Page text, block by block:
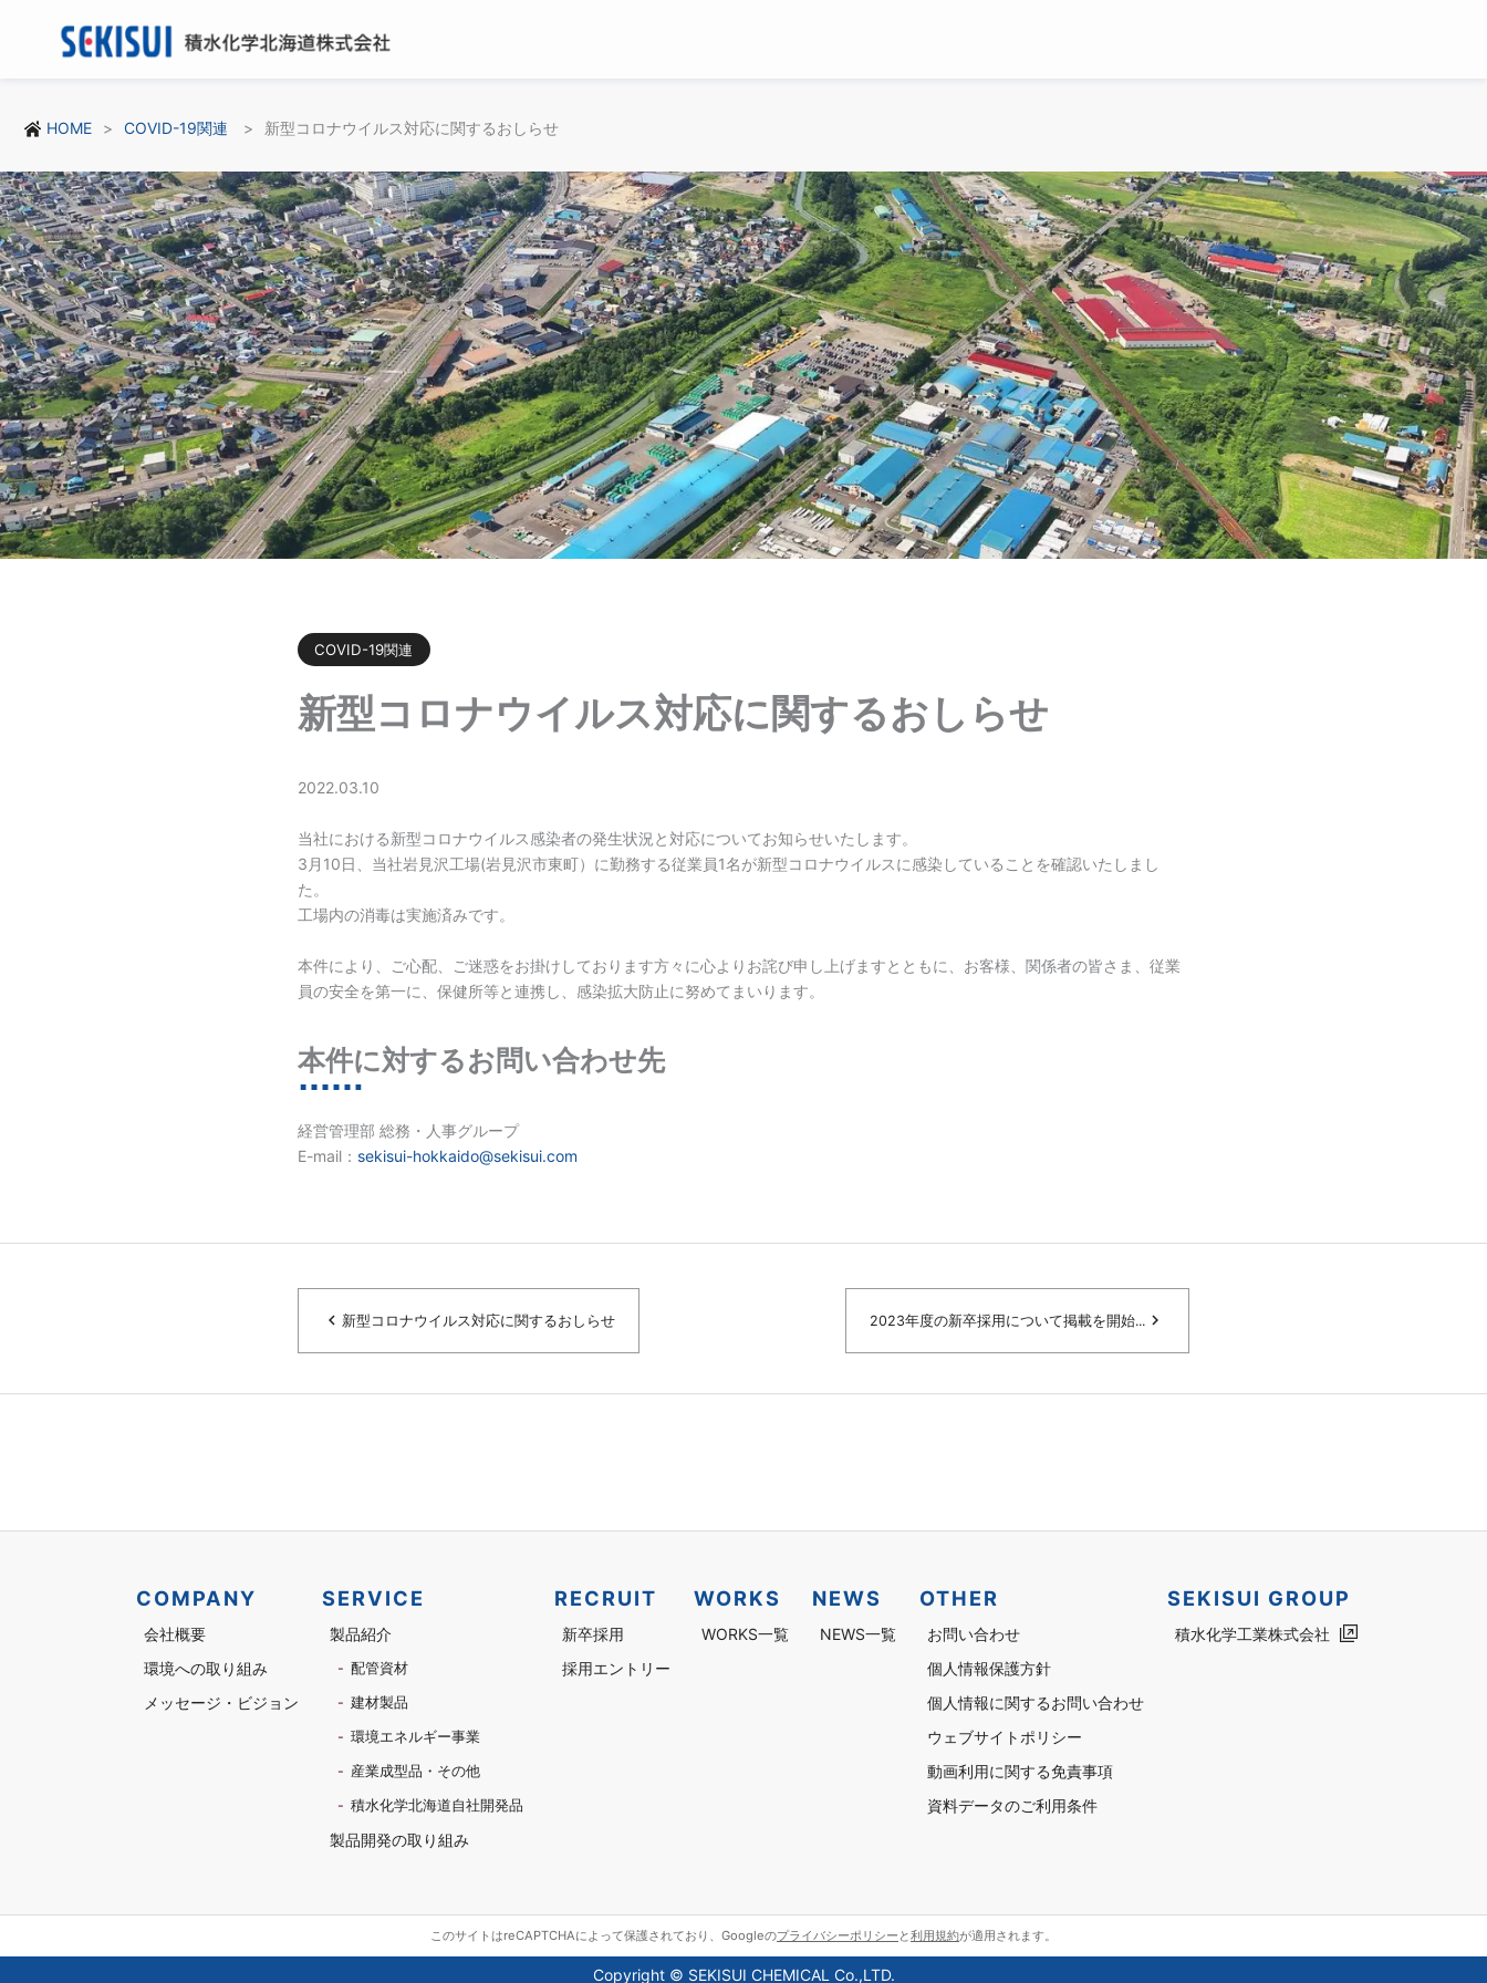
HOME COVID-19関連 新型コロナウイルス対応に関するおしらせ
COVID-19関連
新型コロナウイルス対応に関するおしらせ
2022.03.10
当社における新型コロナウイルス感染者の発生状況と対応についてお知らせいたします。
3月10日、当社岩見沢工場(岩見沢市東町）に勤務する従業員1名が新型コロナウイルスに感染していることを確認いたしまし
た。
工場内の消毒は実施済みです。
本件により、ご心配、ご迷惑をお掛けしております方々に心よりお詫び申し上げますとともに、お客様、関係者の皆さま、従業
員の安全を第一に、保健所等と連携し、感染拡大防止に努めてまいります。
本件に対するお問い合わせ先
経営管理部 総務・人事グループ
E-mail： sekisui-hokkaido@sekisui.com
navigate_before 新型コロナウイルス対応に関するおしらせ 2023年度の新卒採用について掲載を開始... navigate_next
COMPANY
会社概要
環境への取り組み
メッセージ・ビジョン
SERVICE
製品紹介
配管資材
建材製品
環境エネルギー事業
産業成型品・その他
積水化学北海道自社開発品
製品開発の取り組み
RECRUIT
新卒採用
採用エントリー
WORKS
WORKS一覧
NEWS
NEWS一覧
OTHER
お問い合わせ
個人情報保護方針
個人情報に関するお問い合わせ
ウェブサイトポリシー
動画利用に関する免責事項
資料データのご利用条件
SEKISUI GROUP
積水化学工業株式会社
このサイトはreCAPTCHAによって保護されており、Googleのプライバシーポリシー と利用規約が適用されます。
Copyright © SEKISUI CHEMICAL Co.,LTD.